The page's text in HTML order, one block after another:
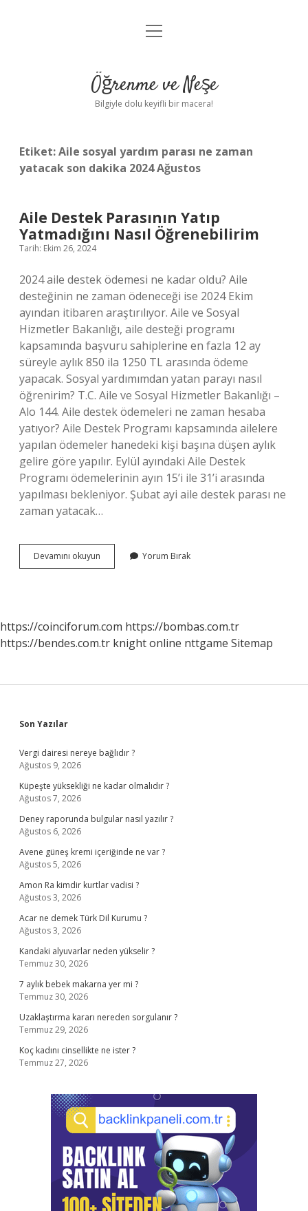
Anasayfa
Yasal Uyarı
menüyü
Öğrenme ve Neşe
Bilgiyle dolu keyifli bir macera!
Etiket:Aile sosyal yardım parası ne zaman
yatacak son dakika 2024 Ağustos
Aile Destek Parasının Yatıp
Yatmadığını Nasıl Öğrenebilirim
Tarih: Ekim 26, 2024
2024 aile destek ödemesi ne kadar oldu? Aile
desteğinin ne zaman ödeneceği ise 2024 Ekim
ayından itibaren araştırılıyor. Aile ve Sosyal
Hizmetler Bakanlığı, aile desteği programı
kapsamında başvuru sahiplerine en fazla 12 ay
süreyle aylık 850 ila 1250 TL arasında ödeme
yapacak. Sosyal yardımımdan yatan parayı nasıl
öğrenirim? T.C. Aile ve Sosyal Hizmetler Bakanlığı –
Alo 144. Aile destek ödemeleri ne zaman hesaba
yatıyor? Aile Destek Programı kapsamında ailelere
yapılan ödemeler hanedeki kişi başına düşen aylık
gelire göre yapılır. Eylül ayındaki Aile Destek
Programı ödemelerinin ayın 15’i ile 31’i arasında
yapılması bekleniyor. Şubat ayi aile destek parası ne
zaman yatacak…
Devamını okuyun
Destek
Öğrenebilirim
Yorum Bırak
https://coinciforum.com https://bombas.com.tr
https://bendes.com.tr knight online nttgame Sitemap
Sidebar
Son Yazılar
Vergi dairesi nereye bağlıdır ?
Ağustos 9, 2026
Küpeşte yüksekliği ne kadar olmalıdır ?
Ağustos 7, 2026
Deney raporunda bulgular nasıl yazılır ?
Ağustos 6, 2026
Avene güneş kremi içeriğinde ne var ?
Ağustos 5, 2026
Amon Ra kimdir kurtlar vadisi ?
Ağustos 3, 2026
Acar ne demek Türk Dil Kurumu ?
Ağustos 3, 2026
Kandaki alyuvarlar neden yükselir ?
Temmuz 30, 2026
7 aylık bebek makarna yer mi ?
Temmuz 30, 2026
Uzaklaştırma kararı nereden sorgulanır ?
Temmuz 29, 2026
Koç kadını cinsellikte ne ister ?
Temmuz 27, 2026